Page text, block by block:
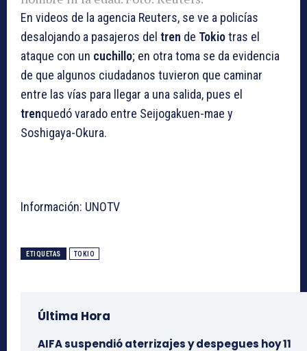
En videos de la agencia Reuters, se ve a policías
desalojando a pasajeros del tren de Tokiotras el
ataque con un cuchillo; en otra toma se da evidencia
de que algunos ciudadanos tuvieron que caminar
entre las vías para llegar a una salida, pues el
trenquedó varado entre Seijogakuen-mae y
Soshigaya-Okura.
Información: UNOTV
ETIQUETAS TOKIO
Última Hora
AIFA suspendió aterrizajes y despegues hoy 11